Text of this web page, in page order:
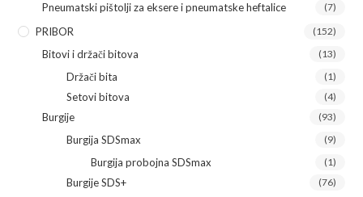
Pneumatski pištolji za eksere i pneumatske heftalice (7)
PRIBOR (152)
Bitovi i držači bitova (13)
Držači bita (1)
Setovi bitova (4)
Burgije (93)
Burgija SDSmax (9)
Burgija probojna SDSmax (1)
Burgije SDS+ (76)